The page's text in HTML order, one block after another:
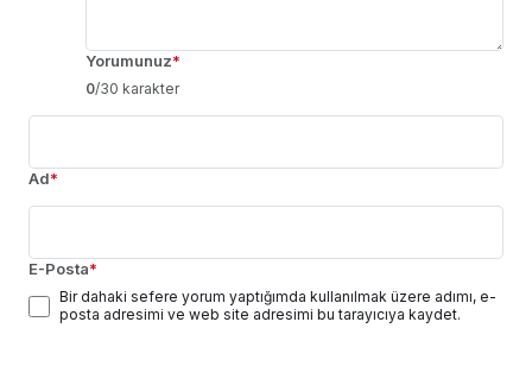
Yorumunuz*
0/30 karakter
Ad*
E-Posta*
Bir dahaki sefere yorum yaptığımda kullanılmak üzere adımı, e-
posta adresimi ve web site adresimi bu tarayıcıya kaydet.